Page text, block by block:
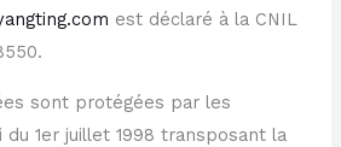
est déclaré à la CNIL
sont protégées par les
1er juillet 1998 transposant la